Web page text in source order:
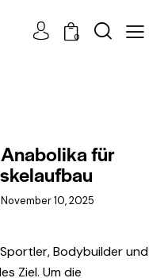
0
für
November 10, 2025
Bodybuilder und
Ziel. Um die